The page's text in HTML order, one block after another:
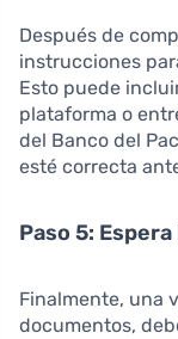
Después de
instrucciones
Esto puede
plataforma o
del Banco del
esté correcta
Paso 5:
Finalmente, una
documentos,